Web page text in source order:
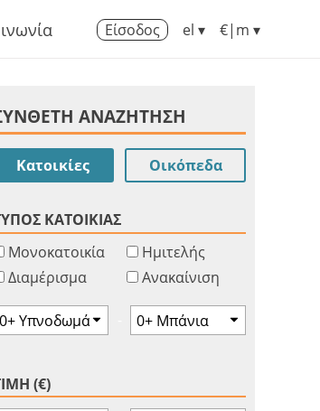
Είσοδος el ▾ €|m ▾
ΑΝΑΖΗΤΗΣΗ
Κατοικίες Οικόπεδα
ΚΑΤΟΙΚΙΑΣ
Μονοκατοικία
Διαμέρισμα
Ημιτελής
Ανακαίνιση
(€)